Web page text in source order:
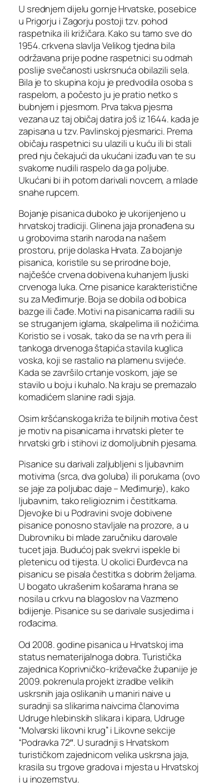
U srednjem dijelu gornje Hrvatske, posebice
u Prigorju i Zagorju postoji tzv. pohod
raspetnika ili križičara. Kako su tamo sve do
1954. crkvena slavlja Velikog tjedna bila
održavana prije podne raspetnici su odmah
poslije svečanosti uskrsnuća obilazili sela.
Bila je to skupina koju je predvodila osoba s
raspelom, a počesto ju je pratio netko s
bubnjem i pjesmom. Prva takva pjesma
vezana uz taj običaj datira još iz 1644. kada je
zapisana u tzv. Pavlinskoj pjesmarici. Prema
običaju raspetnici su ulazili u kuću ili bi stali
pred nju čekajući da ukućani izađu van te su
svakome nudili raspelo da ga poljube.
Ukućani bi ih potom darivali novcem, a mlade
snahe rupcem.
Bojanje pisanica duboko je ukorijenjeno u
hrvatskoj tradiciji. Glinena jaja pronađena su
u grobovima starih naroda na našem
prostoru, prije dolaska Hrvata. Za bojanje
pisanica, koristile su se prirodne boje,
najčešće crvena dobivena kuhanjem ljuski
crvenoga luka. Crne pisanice karakteristične
su za Međimurje. Boja se dobila od bobica
bazge ili čađe. Motivi na pisanicama radili su
se struganjem iglama, skalpelima ili nožićima.
Koristio se i vosak, tako da se na vrh pera ili
tankoga drvenoga štapića stavila kuglica
voska, koji se rastalio na plamenu svijeće.
Kada se završilo crtanje voskom, jaje se
stavilo u boju i kuhalo. Na kraju se premazalo
komadićem slanine radi sjaja.
Osim kršćanskoga križa te biljnih motiva čest
je motiv na pisanicama i hrvatski pleter te
hrvatski grb i stihovi iz domoljubnih pjesama.
Pisanice su darivali zaljubljeni s ljubavnim
motivima (srca, dva goluba) ili porukama (ovo
se jaje za poljubac daje – Međimurje), kako
ljubavnim, tako religioznim i čestitkama.
Djevojke bi u Podravini svoje dobivene
pisanice ponosno stavljale na prozore, a u
Dubrovniku bi mlade zaručniku darovale
tucet jaja. Budućoj pak svekrvi ispekle bi
pletenicu od tijesta. U okolici Đurđevca na
pisanicu se pisala čestitka s dobrim željama.
U bogato ukrašenim košarama hrana se
nosila u crkvu na blagoslov na Vazmeno
bdijenje. Pisanice su se darivale susjedima i
rođacima.
Od 2008. godine pisanica u Hrvatskoj ima
status nematerijalnoga dobra. Turistička
zajednica Koprivničko-križevačke županije je
2009. pokrenula projekt izradbe velikih
uskrsnih jaja oslikanih u maniri naive u
suradnji sa slikarima naivcima članovima
Udruge hlebinskih slikara i kipara, Udruge
“Molvarski likovni krug” i Likovne sekcije
“Podravka 72″. U suradnji s Hrvatskom
turističkom zajednicom velika uskrsna jaja,
krasila su trgove gradova i mjesta u Hrvatskoj
i u inozemstvu.